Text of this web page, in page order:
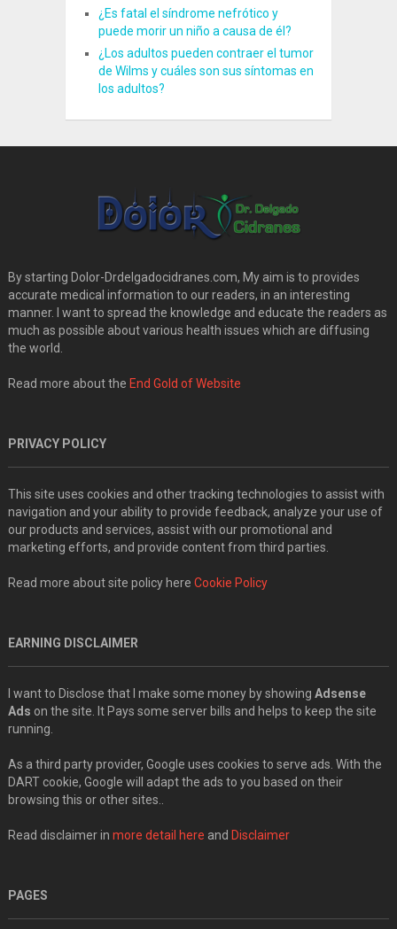
¿Es fatal el síndrome nefrótico y
puede morir un niño a causa de él?
¿Los adultos pueden contraer el tumor
de Wilms y cuáles son sus síntomas en
los adultos?
By starting Dolor-Drdelgadocidranes.com, My aim is to provides
accurate medical information to our readers, in an interesting
manner. I want to spread the knowledge and educate the readers as
much as possible about various health issues which are diffusing
the world.
Read more about the End Gold of Website
PRIVACY POLICY
This site uses cookies and other tracking technologies to assist with
navigation and your ability to provide feedback, analyze your use of
our products and services, assist with our promotional and
marketing efforts, and provide content from third parties.
Read more about site policy here Cookie Policy
EARNING DISCLAIMER
I want to Disclose that I make some money by showing Adsense
Ads on the site. It Pays some server bills and helps to keep the site
running.
As a third party provider, Google uses cookies to serve ads. With the
DART cookie, Google will adapt the ads to you based on their
browsing this or other sites..
Read disclaimer in more detail here and Disclaimer
PAGES